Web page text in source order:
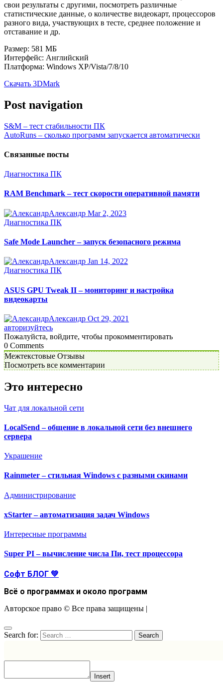
свои результаты с другими, посмотреть различные
статистические данные, о количестве видеокарт, процессоров
разного вида, участвующих в тесте, среднее положение и
отставание и др.
Размер: 581 МБ
Интерфейс: Английский
Платформа: Windows XP/Vista/7/8/10
Скачать 3DMark
Post navigation
S&M – тест стабильности ПК
AutoRuns – сколько программ запускается автоматически
Связанные посты
Диагностика ПК
RAM Benchmark – тест скорости оперативной памяти
Александр Mar 2, 2023
Диагностика ПК
Safe Mode Launcher – запуск безопасного режима
Александр Jan 14, 2022
Диагностика ПК
ASUS GPU Tweak II – мониторинг и настройка
видеокарты
Александр Oct 29, 2021
авторизуйтесь
Пожалуйста, войдите, чтобы прокомментировать
0 Comments
Межтекстовые Отзывы
Посмотреть все комментарии
Это интересно
Чат для локальной сети
LocalSend – общение в локальной сети без внешнего
сервера
Украшение
Rainmeter – стильная Windows с разными скинами
Администрирование
xStarter – автоматизация задач Windows
Интересные программы
Super PI – вычисление числа Пи, тест процессора
Софт БЛОГ 💚
Всё о программах и около программ
Авторское право © Все права защищены |
Search for:
Insert